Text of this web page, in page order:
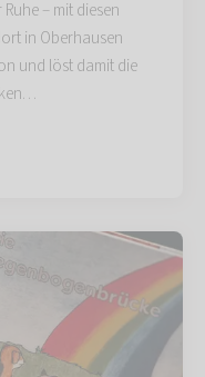
– mit diesen
in Oberhausen
und löst damit die